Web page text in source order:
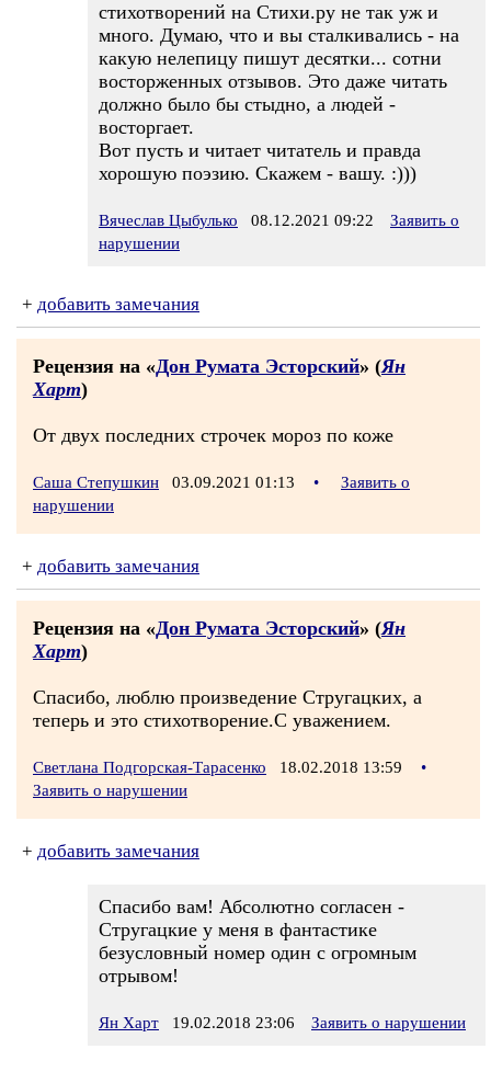
стихотворений на Стихи.ру не так уж и
много. Думаю, что и вы сталкивались - на
какую нелепицу пишут десятки... сотни
восторженных отзывов. Это даже читать
должно было бы стыдно, а людей -
восторгает.
Вот пусть и читает читатель и правда
хорошую поэзию. Скажем - вашу. :)))
Вячеслав Цыбулько 08.12.2021 09:22
Заявить о
нарушении
+ добавить замечания
Рецензия на «Дон Румата Эсторский» (Ян
Харт)
От двух последних строчек мороз по коже
Саша Степушкин 03.09.2021 01:13 •
Заявить о
нарушении
+ добавить замечания
Рецензия на «Дон Румата Эсторский» (Ян
Харт)
Спасибо, люблю произведение Стругацких, а
теперь и это стихотворение.С уважением.
Светлана Подгорская-Тарасенко 18.02.2018 13:59
•
Заявить о нарушении
+ добавить замечания
Спасибо вам! Абсолютно согласен -
Стругацкие у меня в фантастике
безусловный номер один с огромным
отрывом!
Ян Харт 19.02.2018 23:06 Заявить о нарушении